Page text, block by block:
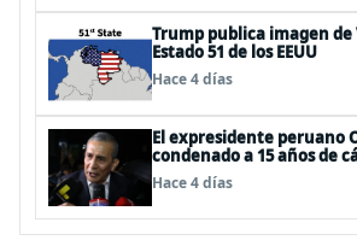
Trump publica imagen de
Estado 51 de los EEUU
Hace 4 días
El expresidente peruano
condenado a 15 años de
anularse su caso
Hace 4 días